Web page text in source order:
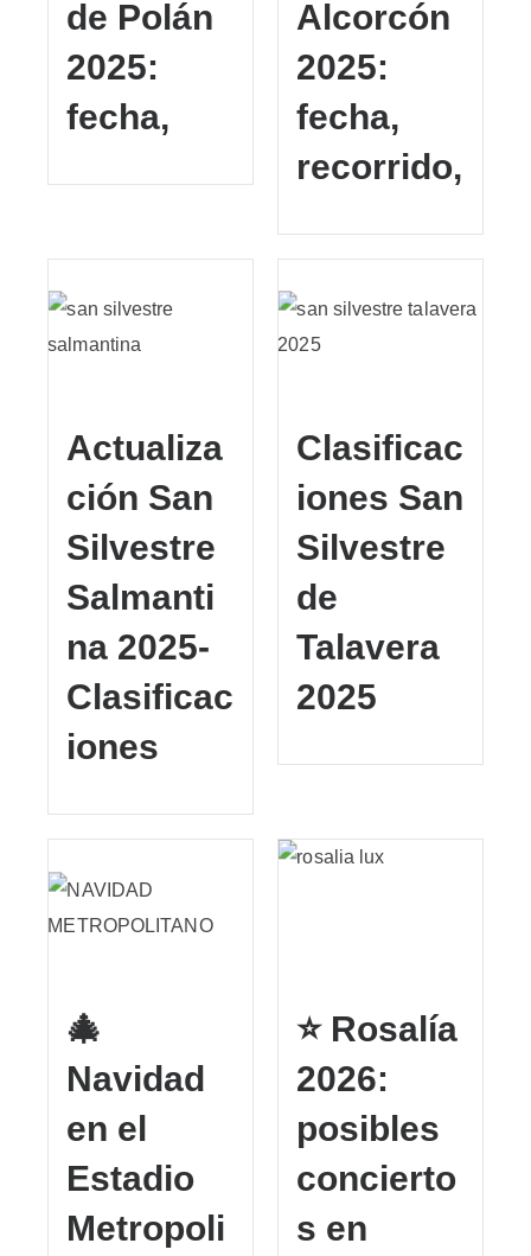
de Polán
2025:
fecha,
Alcorcón
2025:
fecha,
recorrido,
Actualiza
ción San
Silvestre
Salmanti
na 2025-
Clasificac
iones
Clasificac
iones San
Silvestre
de
Talavera
2025
🎄
Navidad
en el
Estadio
Metropoli
⭐ Rosalía
2026:
posibles
concierto
s en